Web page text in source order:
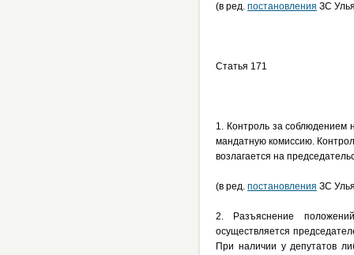
(в ред. постановления ЗС
Статья 171
1. Контроль за соблюдением
мандатную комиссию.
возлагается на
(в ред. постановления ЗС
2. Разъяснение
осуществляется
При наличии у депутатов